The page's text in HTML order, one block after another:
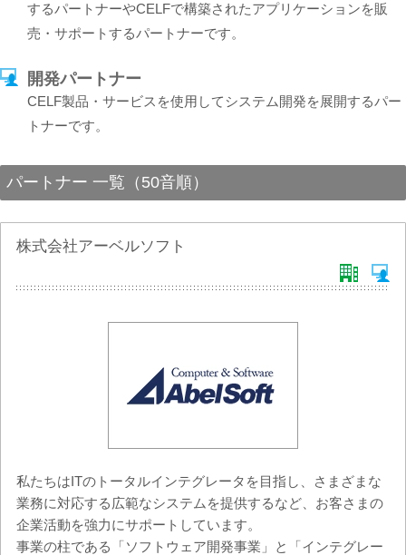
するパートナーやCELFで構築されたアプリケーションを販
売・サポートするパートナーです。
開発パートナー
CELF製品・サービスを使用してシステム開発を展開するパー
トナーです。
パートナー 一覧（50音順）
株式会社アーベルソフト
私たちはITのトータルインテグレータを目指し、さまざまな
業務に対応する広範なシステムを提供するなど、お客さまの
企業活動を強力にサポートしています。
事業の柱である「ソフトウェア開発事業」と「インテグレー